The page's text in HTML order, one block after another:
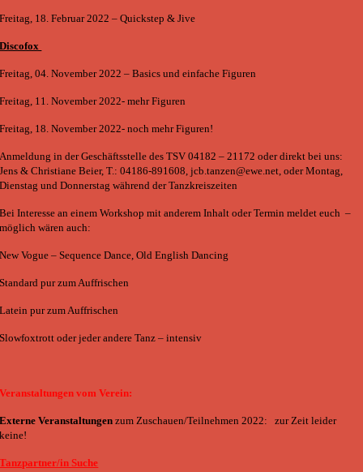
Freitag, 18. Februar 2022 – Quickstep & Jive
Discofox
Freitag, 04. November 2022 – Basics und einfache Figuren
Freitag, 11. November 2022- mehr Figuren
Freitag, 18. November 2022- noch mehr Figuren!
Anmeldung in der Geschäftsstelle des TSV 04182 – 21172 oder direkt bei uns:
Jens & Christiane Beier, T.: 04186-891608, jcb.tanzen@ewe.net, oder Montag,
Dienstag und Donnerstag während der Tanzkreiszeiten
Bei Interesse an einem Workshop mit anderem Inhalt oder Termin meldet euch –
möglich wären auch:
New Vogue – Sequence Dance, Old English Dancing
Standard pur zum Auffrischen
Latein pur zum Auffrischen
Slowfoxtrott oder jeder andere Tanz – intensiv
Veranstaltungen vom Verein:
Externe Veranstaltungen zum Zuschauen/Teilnehmen 2022: zur Zeit leider
keine!
Tanzpartner/in Suche